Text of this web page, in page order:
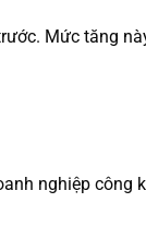
Mức tăng
nghiệp công